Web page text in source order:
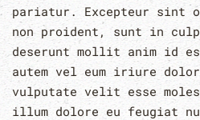
pariatur. Excepteur sint
non proident, sunt in
deserunt mollit anim id
autem vel eum iriure
vulputate velit esse
illum dolore eu feugiat